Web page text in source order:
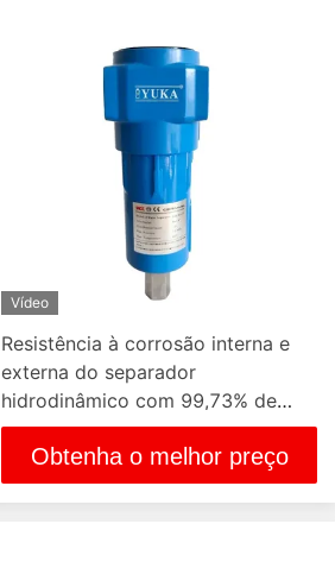
Vídeo
Resistência à corrosão interna e
externa do separador
hidrodinâmico com 99,73% de
eficiência e remoção de
condensado
Obtenha o melhor preço